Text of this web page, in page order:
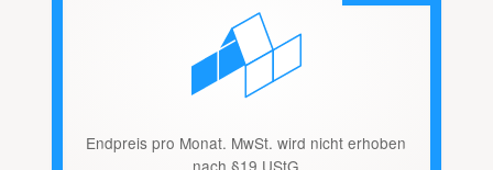
Endpreis pro Monat. MwSt. wird nicht erhoben